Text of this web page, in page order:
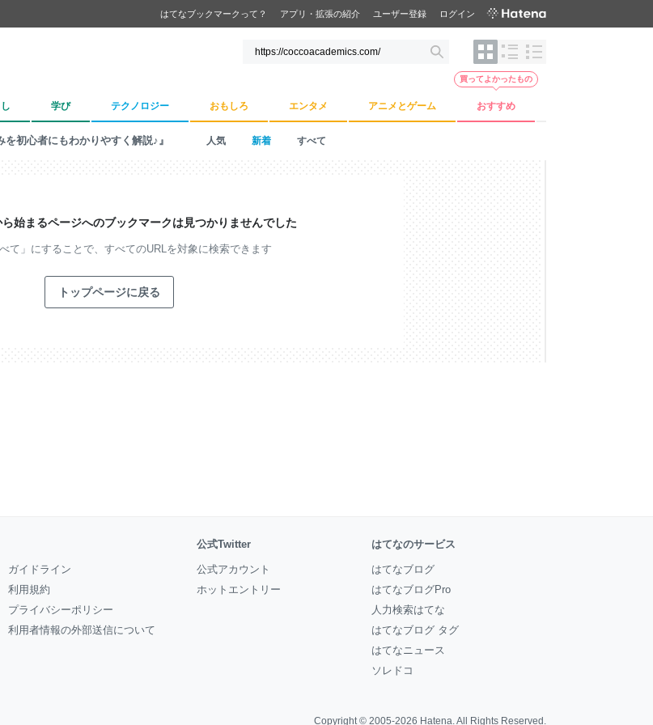
はてなブックマークって？ アプリ・拡張の紹介 ユーザー登録 ログイン
学び テクノロジー おもしろ エンタメ アニメとゲーム おすすめ
買ってよかったもの
を初心者にもわかりやすく解説♪』 人気 新着 すべて
始まるページへのブックマークは見つかりませんでした
て」にすることで、 すべてのURLを対象に検索できます
トップページに戻る
ガイドライン
利用規約
プライバシーポリシー
利用者情報の外部送信について
公式Twitter
公式アカウント
ホットエントリー
はてなのサービス
はてなブログ
はてなブログPro
人力検索はてな
はてなブログ タグ
はてなニュース
ソレドコ
Copyright © 2005-2026 Hatena. All Rights Reserved.